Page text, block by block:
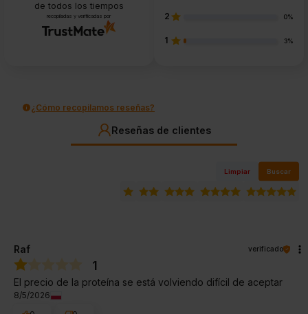
de todos los tiempos
recopiladas y verificadas por 2 0%
1 3%
¿Cómo recopilamos reseñas?
Reseñas de clientes
Limpiar Buscar
Raf verificado
1
El precio de la proteína se está volviendo difícil de aceptar
8/5/2026